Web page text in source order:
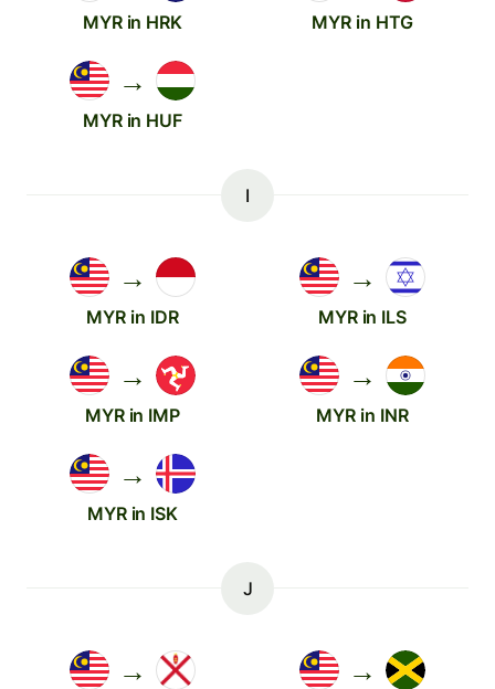
MYR in HRK MYR in HTG
→
MYR in HUF
I
→
MYR in IDR
→
MYR in ILS
→
MYR in IMP
→
MYR in INR
→
MYR in ISK
J
→ →